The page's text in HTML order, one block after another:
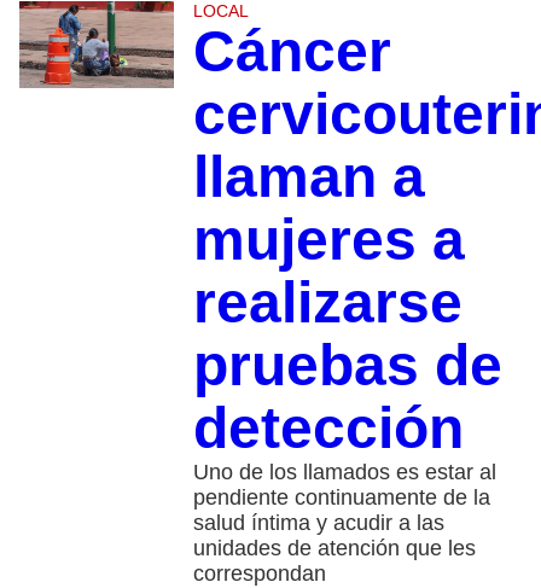
LOCAL
Cáncer
llaman a
mujeres a
realizarse
pruebas de
detección
Uno de los llamados es estar al
pendiente continuamente de la
salud íntima y acudir a las
unidades de atención que les
correspondan